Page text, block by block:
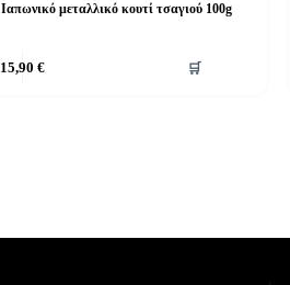
Ιαπωνικό μεταλλικό κουτί τσαγιού 100g
15,90 € 🛒